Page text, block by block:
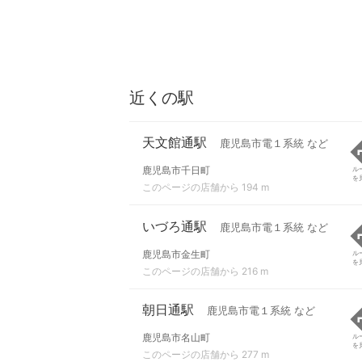
近くの駅
天文館通駅 鹿児島市電１系統 など
鹿児島市千日町
このページの店舗から 194 m
ル
を
いづろ通駅 鹿児島市電１系統 など
鹿児島市金生町
このページの店舗から 216 m
ル
を
朝日通駅 鹿児島市電１系統 など
鹿児島市名山町
このページの店舗から 277 m
ル
を